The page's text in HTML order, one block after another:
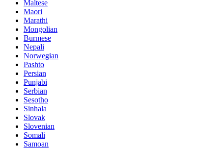
Maltese
Maori
Marathi
Mongolian
Burmese
Nepali
Norwegian
Pashto
Persian
Punjabi
Serbian
Sesotho
Sinhala
Slovak
Slovenian
Somali
Samoan